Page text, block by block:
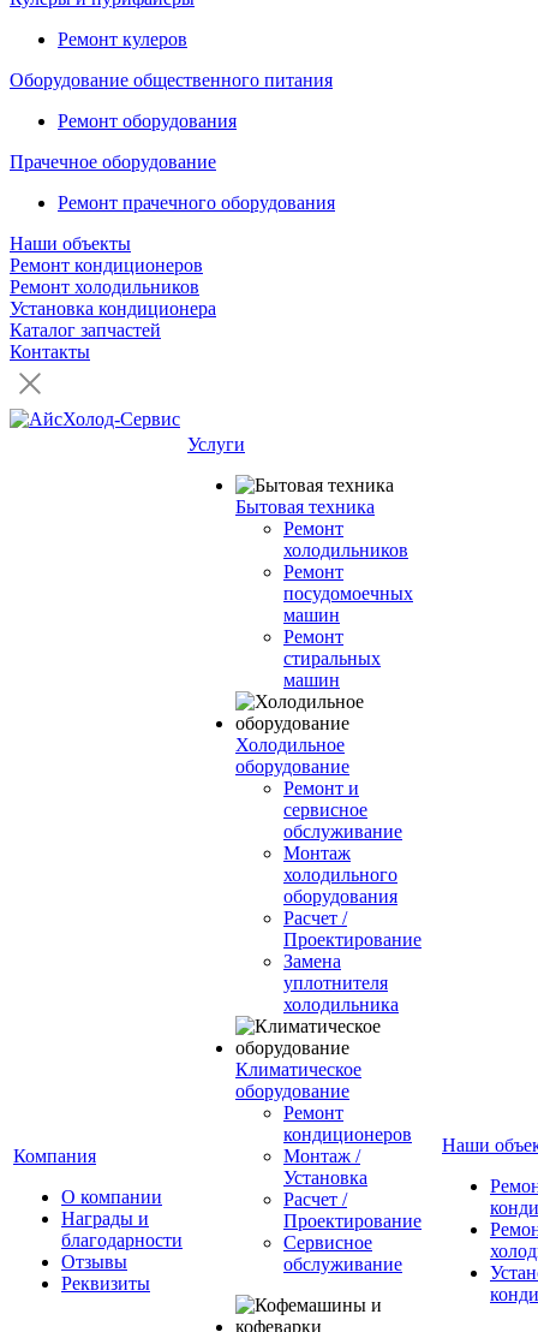
Ремонт кулеров
Оборудование общественного питания
Ремонт оборудования
Прачечное оборудование
Ремонт прачечного оборудования
Наши объекты
Ремонт кондиционеров
Ремонт холодильников
Установка кондиционера
Каталог запчастей
Контакты
Компания
О компании
Награды и
благодарности
Отзывы
Реквизиты
Услуги
Бытовая техника
Ремонт
холодильников
Ремонт
посудомоечных
машин
Ремонт
стиральных
машин
Холодильное
оборудование
Ремонт и
сервисное
обслуживание
Монтаж
холодильного
оборудования
Расчет /
Проектирование
Замена
уплотнителя
холодильника
Климатическое
оборудование
Ремонт
кондиционеров
Монтаж /
Установка
Расчет /
Проектирование
Сервисное
обслуживание
Наши